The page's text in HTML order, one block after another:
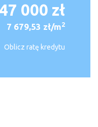
000 zł
7 679,53 zł/m2
Oblicz ratę kredytu